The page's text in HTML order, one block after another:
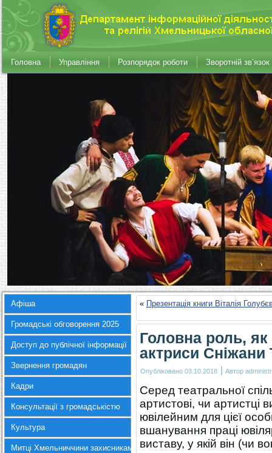
Головна Управління Розпорядок роботи Зворотній зв’язок
Афіша
Громадські обговорення 2025
Доступ до публічної інформації
Звернення громадян
Кадри
Консультації з громадськістю
Культура
Митці Хмельниччини захисникам України
« Презентація книги Віталія
Головна роль,
актриси
Опубліковано 03.10.2018 | Автор
Серед театральної
артистові, чи артистці
ювілейним для цієї
вшанування праці
виставу, у якій він (чи